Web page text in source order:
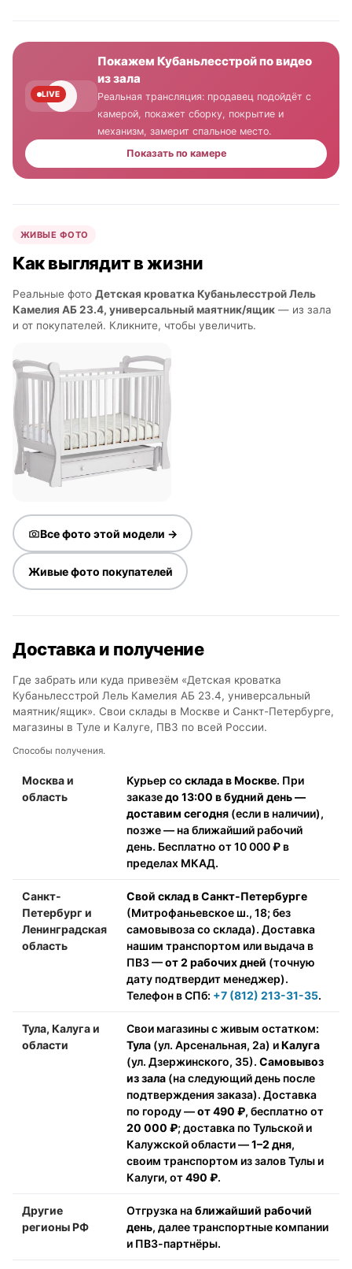
LIVE
Покажем Кубаньлесстрой по видео
из зала
Реальная трансляция: продавец подойдёт с
камерой, покажет сборку, покрытие и
механизм, замерит спальное место.
Показать по камере
ЖИВЫЕ ФОТО
Как выглядит в жизни
Реальные фото Детская кроватка Кубаньлесстрой Лель
Камелия АБ 23.4, универсальный маятник/ящик — из зала
и от покупателей. Кликните, чтобы увеличить.
Все фото этой модели →
Живые фото покупателей
Доставка и получение
Где забрать или куда привезём «Детская кроватка
Кубаньлесстрой Лель Камелия АБ 23.4, универсальный
маятник/ящик». Свои склады в Москве и Санкт-Петербурге,
магазины в Туле и Калуге, ПВЗ по всей России.
Способы получения.
Москва и
область
Курьер со склада в Москве. При
заказедо 13:00 в будний день —
доставим сегодня (если в наличии),
позже — на ближайший рабочий
день. Бесплатно от 10 000 ₽ в
пределах МКАД.
Санкт-
Петербург и
Ленинградская
область
Свой склад в Санкт-Петербурге
(Митрофаньевское ш., 18; без
самовывоза со склада). Доставка
нашим транспортом или выдача в
ПВЗ —от 2 рабочих дней (точную
дату подтвердит менеджер).
Телефон в СПб: +7 (812) 213-31-35.
Тула, Калуга и
области
Свои магазины с живым остатком:
Тула (ул. Арсенальная, 2а) иКалуга
(ул. Дзержинского, 35). Самовывоз
из зала (на следующий день после
подтверждения заказа). Доставка
по городу —от 490 ₽, бесплатно от
20 000 ₽; доставка по Тульской и
Калужской области —1–2 дня,
своим транспортом из залов Тулы и
Калуги, от490 ₽.
Другие
регионы РФ
Отгрузка наближайший рабочий
день, далее транспортные компании
и ПВЗ-партнёры.